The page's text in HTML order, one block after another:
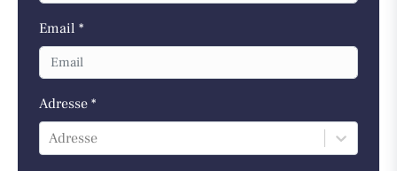
Email *
Adresse *
Adresse